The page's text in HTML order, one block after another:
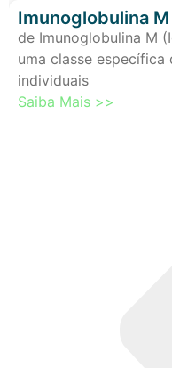
Imunoglobulina
de Imunoglobulina M
uma classe
individuais
Saiba Mais >>